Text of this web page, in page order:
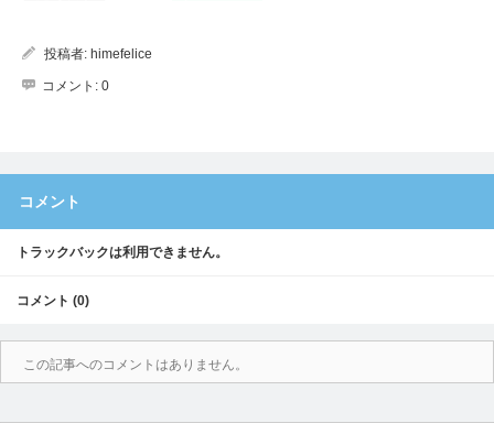
投稿者: himefelice
コメント: 0
コメント
トラックバックは利用できません。
コメント (0)
この記事へのコメントはありません。